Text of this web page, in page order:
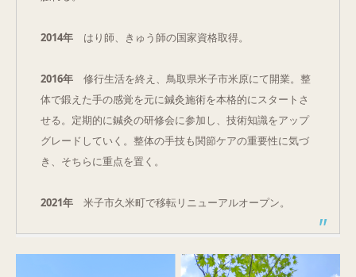
2014年 はり師、きゅう師の国家資格取得。
2016年 修行生活を終え、鳥取県米子市米原にて開業。整
体で鍛えた手の感覚を元に鍼灸施術を本格的にスタートさ
せる。定期的に鍼灸の研修会に参加し、技術知識をアップ
グレードしていく。整体の手技も関節ケアの重要性に気づ
き、そちらに重点を置く。
2021年 米子市久米町で移転リニューアルオープン。